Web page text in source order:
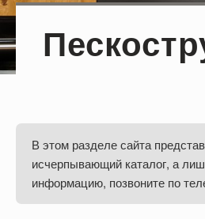
В этом разделе сайта
исчерпывающий каталог, а
информацию, позвоните по